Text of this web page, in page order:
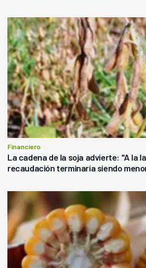
Financiero
La cadena de la soja advierte: "A la
recaudación terminaría siendo